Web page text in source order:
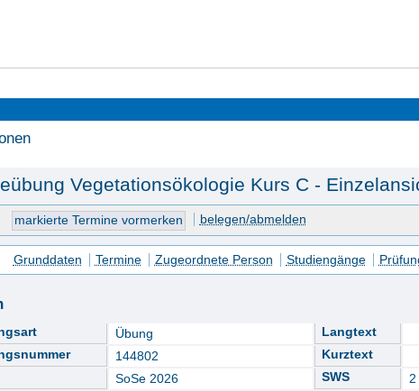
Vegetationsökologie Kurs C -
belegen/abmelden
Grunddaten Termine Zugeordnete Person Studiengänge
Übung
Langtext
144802
Kurztext
SoSe 2026 SWS
2